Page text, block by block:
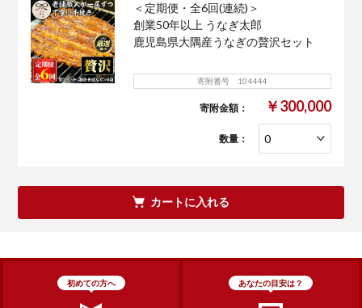
＜定期便・全6回(連続)＞
創業50年以上 うなぎ太郎
鹿児島県大隅産うなぎの贅沢セット
寄附番号 104444
寄附金額： ￥300,000
数量：
カートに入れる
初めての方へ あなたの目安は？